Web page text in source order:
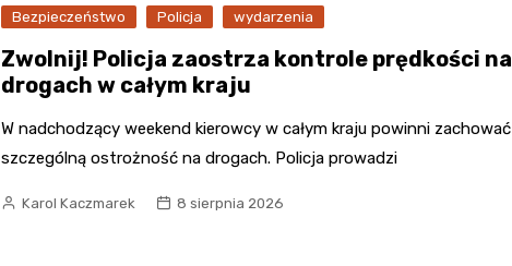
Bezpieczeństwo Policja wydarzenia
Zwolnij! Policja zaostrza kontrole prędkości na
drogach w całym kraju
W nadchodzący weekend kierowcy w całym kraju powinni zachować
szczególną ostrożność na drogach. Policja prowadzi
Karol Kaczmarek 8 sierpnia 2026